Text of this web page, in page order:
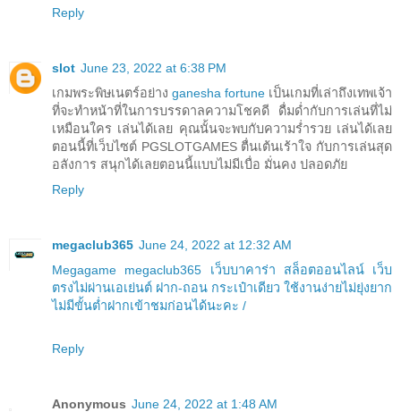
Reply
slot June 23, 2022 at 6:38 PM
เกมพระพิษเนตร์อย่าง ganesha fortune เป็นเกมที่เล่าถึงเทพเจ้า
ที่จะทำหน้าที่ในการบรรดาลความโชคดี ดื่มด่ำกับการเล่นที่ไม่
เหมือนใคร เล่นได้เลย คุณนั้นจะพบกับความร่ำรวย เล่นได้เลย
ตอนนี้ที่เว็บไซต์ PGSLOTGAMES ตื่นเต้นเร้าใจ กับการเล่นสุด
อลังการ สนุกได้เลยตอนนี้แบบไม่มีเบื่อ มั่นคง ปลอดภัย
Reply
megaclub365 June 24, 2022 at 12:32 AM
Megagame megaclub365 เว็บบาคาร่า สล็อตออนไลน์ เว็บ
ตรงไม่ผ่านเอเย่นต์ ฝาก-ถอน กระเป๋าเดียว ใช้งานง่ายไม่ยุ่งยาก
ไม่มีขั้นต่ำฝากเข้าชมก่อนได้นะคะ /
Reply
Anonymous June 24, 2022 at 1:48 AM